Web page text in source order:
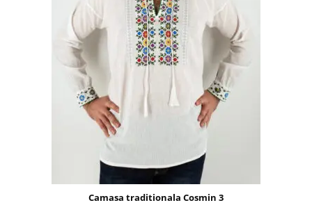
Camasa traditionala Cosmin 3